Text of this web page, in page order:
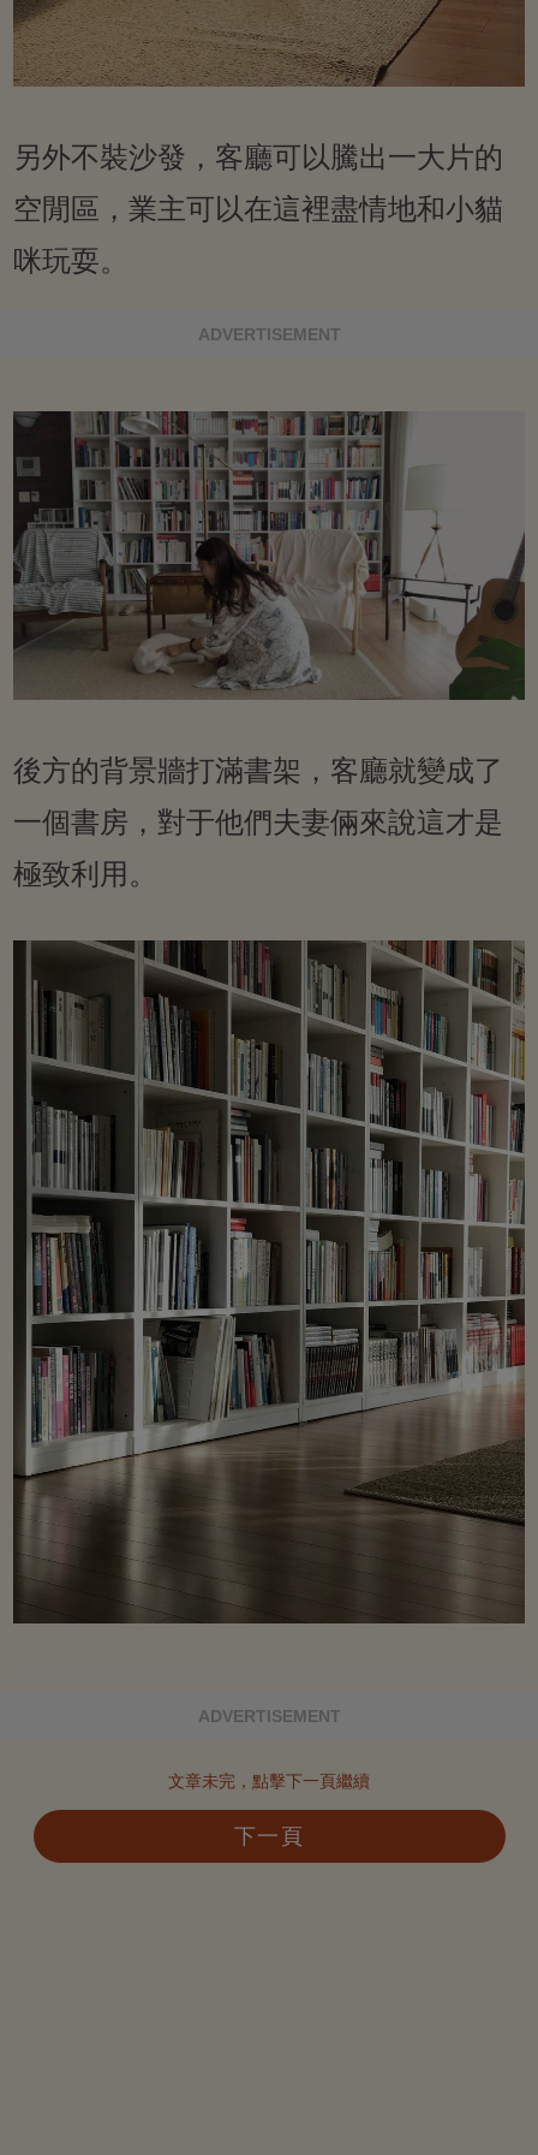
另外不裝沙發，客廳可以騰出一大片的
空閒區，業主可以在這裡盡情地和小貓
咪玩耍。
ADVERTISEMENT
後方的背景牆打滿書架，客廳就變成了
一個書房，對于他們夫妻倆來說這才是
極致利用。
ADVERTISEMENT
文章未完，點擊下一頁繼續
下一頁